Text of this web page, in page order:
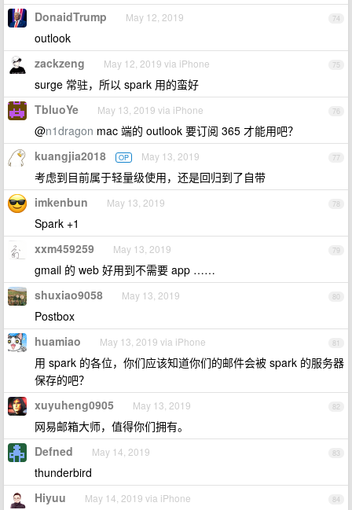
74
DonaidTrump May 12, 2019
outlook
75
zackzeng May 12, 2019 via iPhone
surge 常驻，所以 spark 用的蛮好
76
TbluoYe May 13, 2019 via iPhone
@n1dragon mac 端的 outlook 要订阅 365 才能用吧？
77
kuangjia2018 OP May 13, 2019
考虑到目前属于轻量级使用，还是回归到了自带
78
imkenbun May 13, 2019
Spark +1
79
xxm459259 May 13, 2019
gmail 的 web 好用到不需要 app ……
80
shuxiao9058 May 13, 2019
Postbox
81
huamiao May 13, 2019 via iPhone
用 spark 的各位，你们应该知道你们的邮件会被 spark 的服务器
保存的吧？
82
xuyuheng0905 May 13, 2019
网易邮箱大师，值得你们拥有。
83
Defned May 14, 2019
thunderbird
84
Hiyuu May 14, 2019 via iPhone